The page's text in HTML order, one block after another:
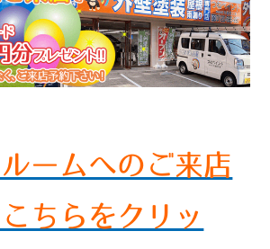
ームへのご来店
ちらをクリッ